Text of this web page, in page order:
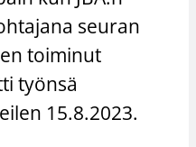
seuran
toiminut
työnsä
15.8.2023.